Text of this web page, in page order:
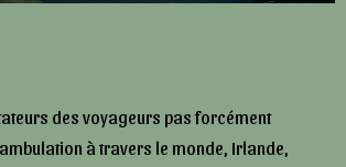
des voyageurs pas forcément
à travers le monde, Irlande,